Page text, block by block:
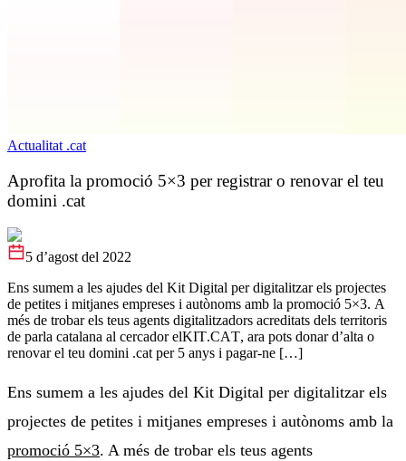
Actualitat .cat
Aprofita la promoció 5×3 per registrar o renovar el teu
domini .cat
5 d’agost del 2022
Ens sumem a les ajudes del Kit Digital per digitalitzar els projectes
de petites i mitjanes empreses i autònoms amb la promoció 5×3. A
més de trobar els teus agents digitalitzadors acreditats dels territoris
de parla catalana al cercador elKIT.CAT, ara pots donar d’alta o
renovar el teu domini .cat per 5 anys i pagar-ne […]
Ens sumem a les ajudes del Kit Digital per digitalitzar els
projectes de petites i mitjanes empreses i autònoms amb la
promoció 5×3. A més de trobar els teus agents